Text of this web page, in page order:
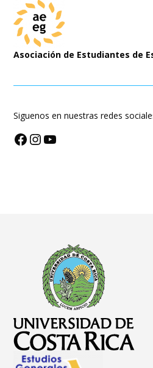
Asociación de Estudiantes de
Siguenos en nuestras redes
Facebook InstagramYouTube